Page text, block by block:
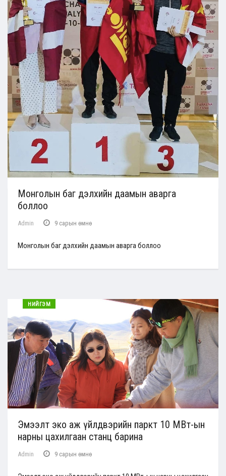
Монголын баг дэлхийн даамын аварга
боллоо
Admin 9 сарын өмнө
Монголын баг дэлхийн даамын аварга боллоо
НИЙГЭМ
Эмээлт эко аж үйлдвэрийн паркт 10 МВт-ын
нарны цахилгаан станц барина
Admin 9 сарын өмнө